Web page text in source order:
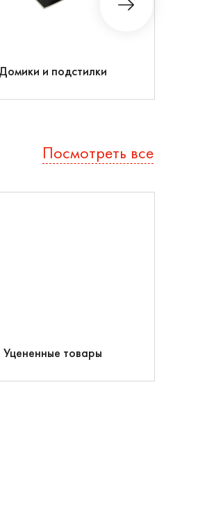
Домики и подстилки
Посмотреть все
Уцененные товары